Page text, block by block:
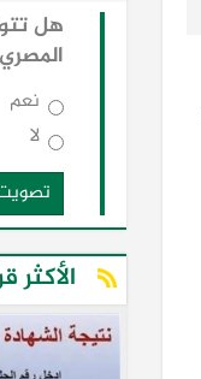
هل
نعم
لا
الأكثر